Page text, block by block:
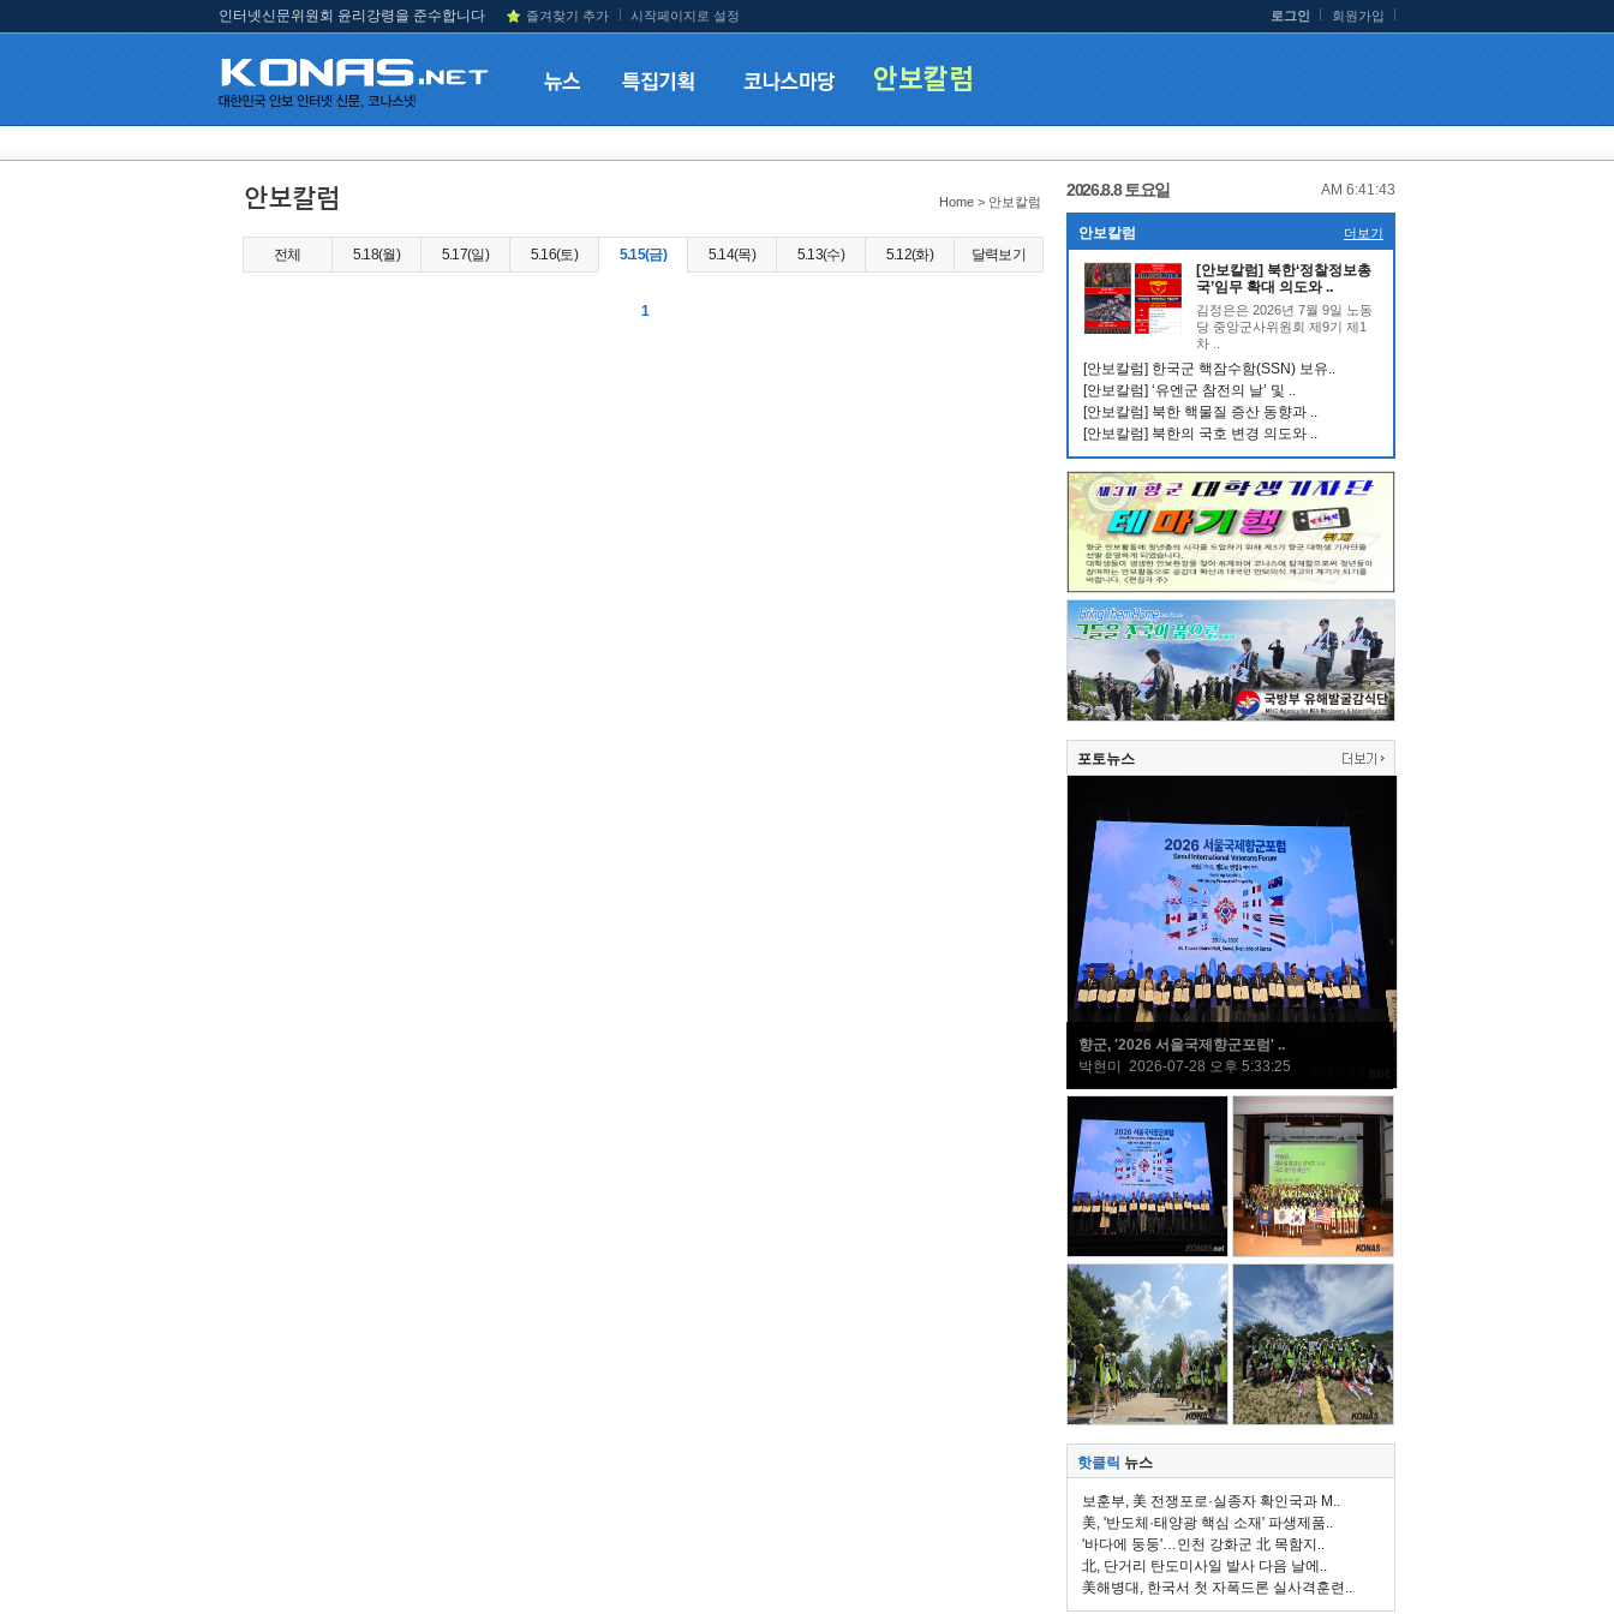
인터넷신문위원회 윤리강령을 준수합니다 즐겨찾기 추가 시작페이지로 설정 로그인 회원가입
Home > 안보칼럼
전체 5.18(월) 5.17(일) 5.16(토) 5.15(금) 5.14(목) 5.13(수) 5.12(화) 달력보기
1
2026.8.8 토요일 AM 6:41:44
안보칼럼 더보기
[안보칼럼] 북한‘정찰정보총
국’임무 확대 의도와 ..
김정은은 2026년 7월 9일 노동
당 중앙군사위원회 제9기 제1
차 ..
[안보칼럼] 한국군 핵잠수함(SSN) 보유..
[안보칼럼] ‘유엔군 참전의 날’ 및 ..
[안보칼럼] 북한 핵물질 증산 동향과 ..
[안보칼럼] 북한의 국호 변경 의도와 ..
포토뉴스
향군, '2026 서울국제향군포럼' ..
박현미 2026-07-28 오후 5:33:25
핫클릭 뉴스
보훈부, 美 전쟁포로·실종자 확인국과 M..
美, '반도체·태양광 핵심 소재' 파생제품..
'바다에 둥둥'…인천 강화군 北 목함지..
北, 단거리 탄도미사일 발사 다음 날에..
美해병대, 한국서 첫 자폭드론 실사격훈련..